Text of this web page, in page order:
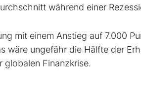
während einer
mit einem Anstieg auf 7.000
wäre ungefähr die Hälfte der
globalen Finanzkrise.